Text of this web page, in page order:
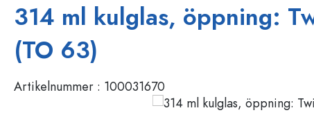
Förvaringsbehållare
Porslin
Behållare för kosmetika
WECK-flaskor
Flaskor med patentkork
314 ml kulglas, öppning:
(TO 63)
Artikelnummer : 100031670